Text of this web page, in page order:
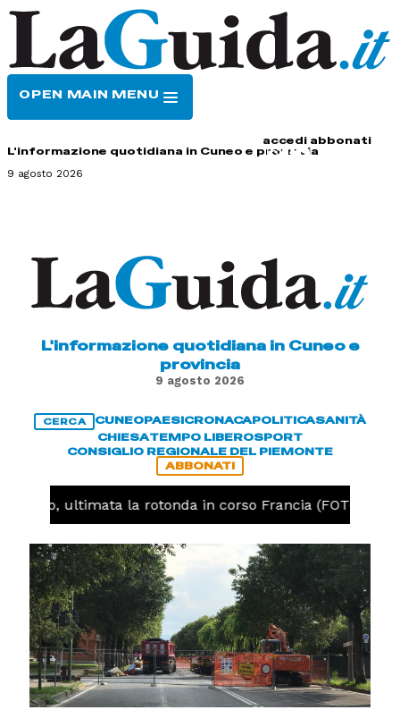
OPEN MAIN MENU
accedi abbonati
L'informazione quotidiana in Cuneo e provincia
9 agosto 2026
L'informazione quotidiana in Cuneo e
provincia
9 agosto 2026
CERCA CUNEOPAESICRONACAPOLITICASANITÀ
CHIESATEMPO LIBEROSPORT
CONSIGLIO REGIONALE DEL PIEMONTE
ABBONATI
Cuneo, ultimata la rotonda in corso Francia (FOTO)